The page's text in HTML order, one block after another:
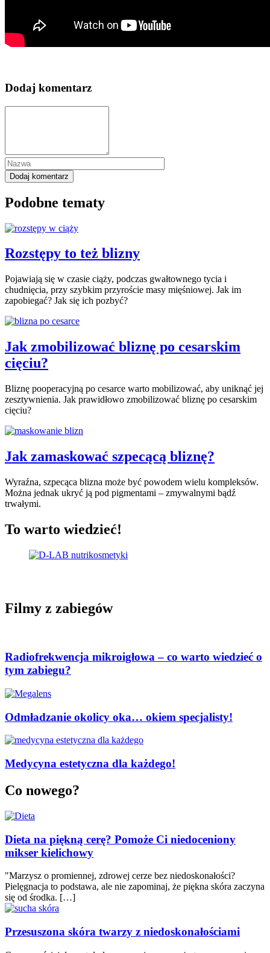
Dodaj komentarz
Podobne tematy
Rozstępy to też blizny
Pojawiają się w czasie ciąży, podczas gwałtownego tycia i
chudnięcia, przy szybkim przyroście masy mięśniowej. Jak im
zapobiegać? Jak się ich pozbyć?
Jak zmobilizować bliznę po cesarskim
cięciu?
Bliznę pooperacyjną po cesarce warto mobilizować, aby uniknąć jej
zesztywnienia. Jak prawidłowo zmobilizować bliznę po cesarskim
cięciu?
Jak zamaskować szpecącą bliznę?
Wyraźna, szpecąca blizna może być powodem wielu kompleksów.
Można jednak ukryć ją pod pigmentami – zmywalnymi bądź
trwałymi.
To warto wiedzieć!
Filmy z zabiegów
Radiofrekwencja mikroigłowa – co warto wiedzieć o
tym zabiegu?
Odmładzanie okolicy oka… okiem specjalisty!
Medycyna estetyczna dla każdego!
Co nowego?
Dieta na piękną cerę? Pomoże Ci niedoceniony
mikser kielichowy
"Marzysz o promiennej, zdrowej cerze bez niedoskonałości?
Pielęgnacja to podstawa, ale nie zapominaj, że piękna skóra zaczyna
się od środka. […]
Przesuszona skóra twarzy z niedoskonałościami